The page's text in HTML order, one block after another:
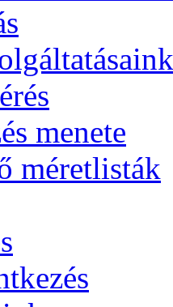
menete
méretlisták